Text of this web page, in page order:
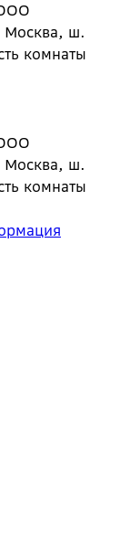
Москва, ш.
комнаты
Москва, ш.
комнаты